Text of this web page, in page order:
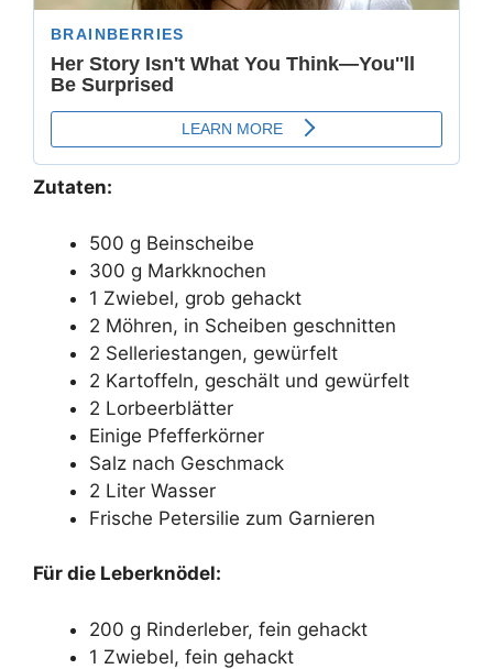
Zutaten:
500 g Beinscheibe
300 g Markknochen
1 Zwiebel, grob gehackt
2 Möhren, in Scheiben geschnitten
2 Selleriestangen, gewürfelt
2 Kartoffeln, geschält und gewürfelt
2 Lorbeerblätter
Einige Pfefferkörner
Salz nach Geschmack
2 Liter Wasser
Frische Petersilie zum Garnieren
Für die Leberknödel:
200 g Rinderleber, fein gehackt
1 Zwiebel, fein gehackt